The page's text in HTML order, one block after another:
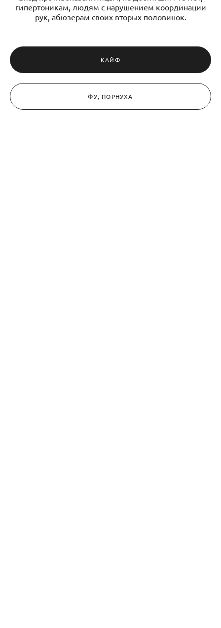
гипертоникам, людям с нарушением координации
рук, абюзерам своих вторых половинок.
КАЙФ
ФУ, ПОРНУХА